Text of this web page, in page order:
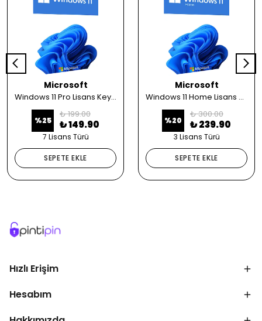
Microsoft
Windows 11 Pro Lisans Key Satın Al
%25
₺ 199.00
₺ 149.90
7 Lisans Türü
SEPETE EKLE
Microsoft
Windows 11 Home Lisans Key Satın Al
%20
₺ 300.00
₺ 239.90
3 Lisans Türü
SEPETE EKLE
Hızlı Erişim
Hesabım